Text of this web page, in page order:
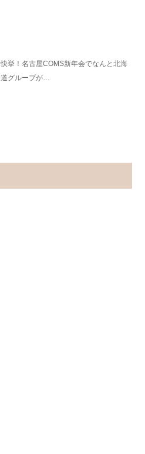
快挙！名古屋COMS新年会でなんと北海
道グループが…